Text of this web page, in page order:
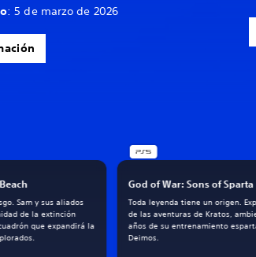
: 5 de marzo de 2026
God of War: Sons of Sparta
Toda leyenda tiene un origen.
de las aventuras de Kratos,
años de su entrenamiento
Deimos.
Sam y sus aliados
de la extinción
que expandirá la